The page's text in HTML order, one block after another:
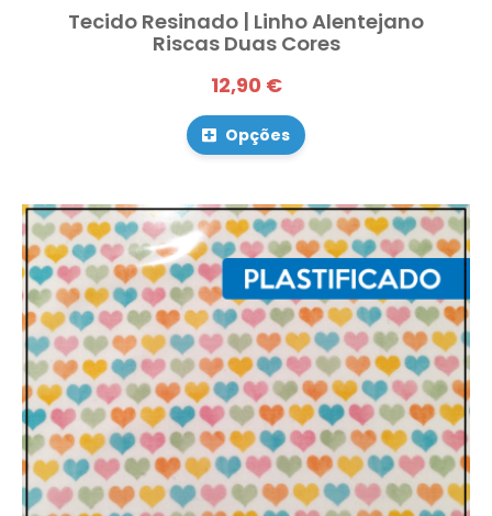
Tecido Resinado | Linho Alentejano
Riscas Duas Cores
12,90 €
Opções